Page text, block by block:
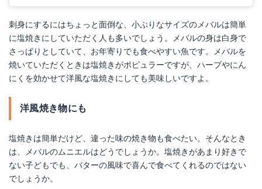
刺身にするにはちょっと面倒な、小ぶりなサイズのメバルは簡単
に塩焼きにしていただく人も多いでしょう。メバルの身は白身で
さっぱりとしていて、お年寄りでも食べやすい魚です。メバルを
焼いていただくときは塩焼きがポピュラーですが、ハーブやにん
にくを効かせて洋風な塩焼きにしても美味しいですよ。
洋風焼き物にも
塩焼きは簡単だけど、違った味の焼き物も食べたい。そんなとき
は、メバルのムニエルはどうでしょうか。塩焼きがあまり好きで
ない子どもでも、バターの風味で喜んで食べてくれるのではない
でしょうか。